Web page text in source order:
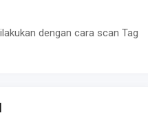
dengan cara scan Tag